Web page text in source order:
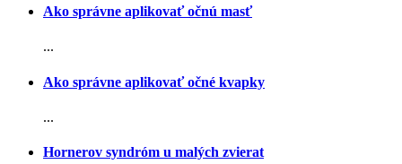
Ako správne aplikovať očnú masť
...
Ako správne aplikovať očné kvapky
...
Hornerov syndróm u malých zvierat